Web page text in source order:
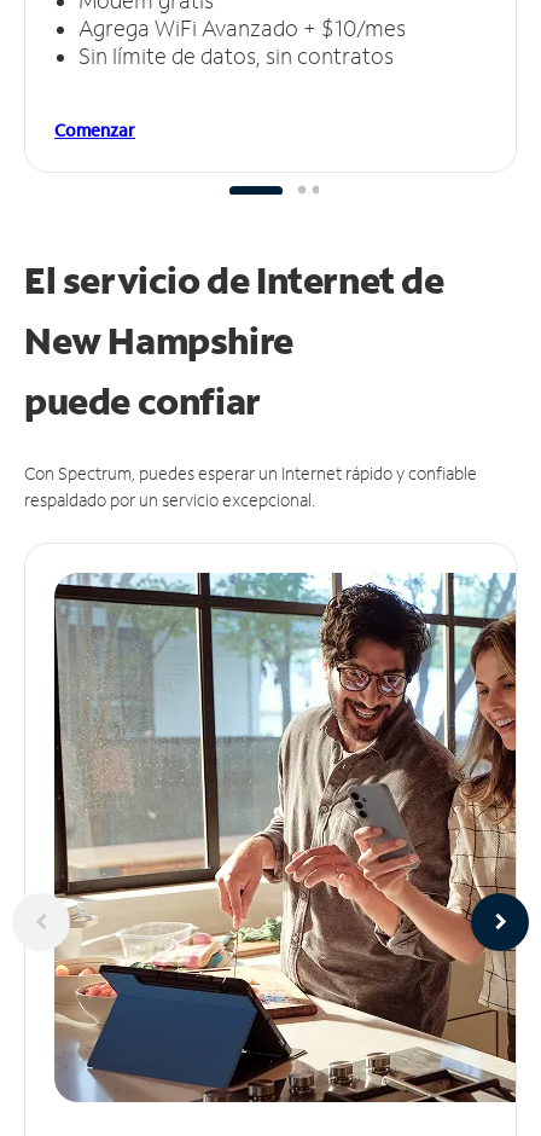
Agrega WiFi Avanzado + $10/mes
Sin límite de datos, sin contratos
Comenzar
El servicio de Internet de
New Hampshire
puedeconfiar
Con Spectrum, puedes esperar un Internet rápido y confiable
respaldado por un servicio excepcional.